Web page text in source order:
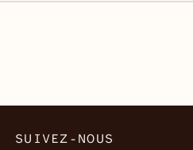
SUIVEZ-NOUS